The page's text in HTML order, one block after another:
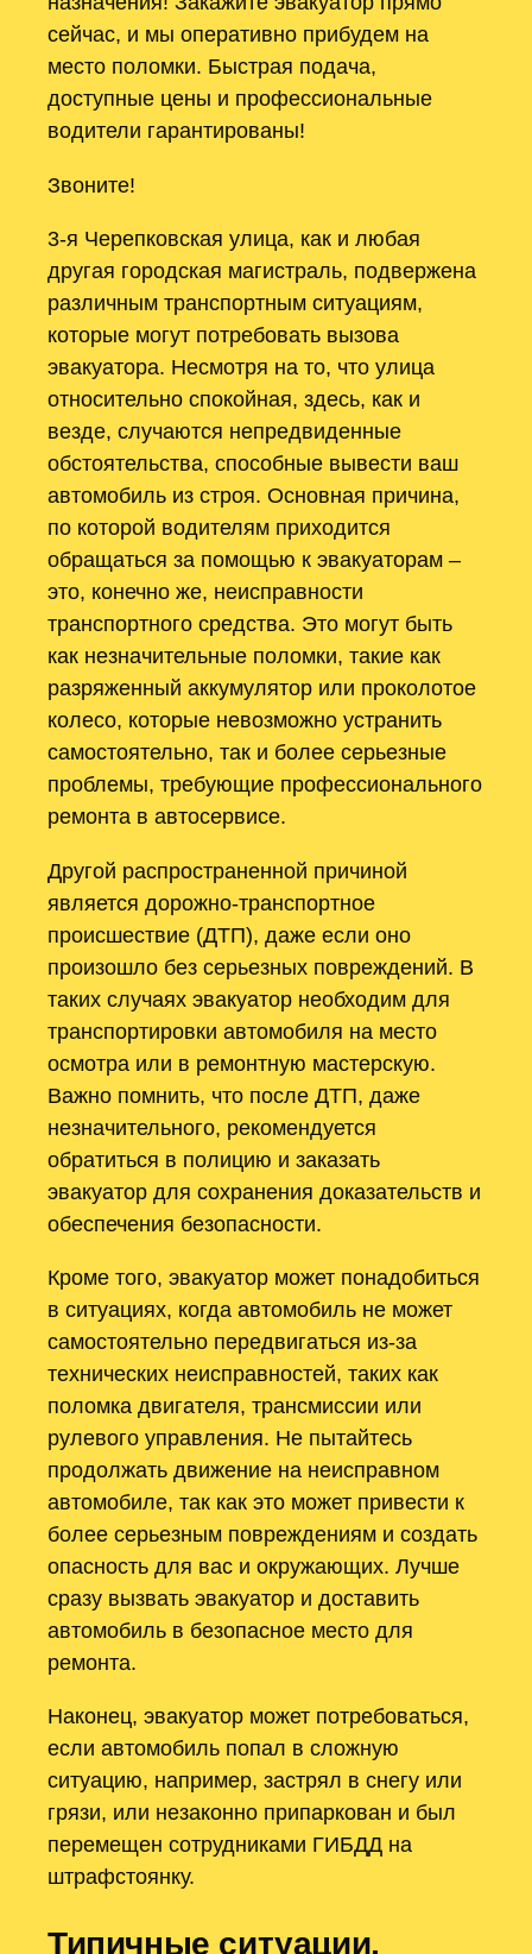
сейчас, и мы оперативно прибудем на
место поломки. Быстрая подача,
доступные цены и профессиональные
водители гарантированы!
Звоните!
3-я Черепковская улица, как и любая
другая городская магистраль, подвержена
различным транспортным ситуациям,
которые могут потребовать вызова
эвакуатора. Несмотря на то, что улица
относительно спокойная, здесь, как и
везде, случаются непредвиденные
обстоятельства, способные вывести ваш
автомобиль из строя. Основная причина,
по которой водителям приходится
обращаться за помощью к эвакуаторам –
это, конечно же, неисправности
транспортного средства. Это могут быть
как незначительные поломки, такие как
разряженный аккумулятор или проколотое
колесо, которые невозможно устранить
самостоятельно, так и более серьезные
проблемы, требующие профессионального
ремонта в автосервисе.
Другой распространенной причиной
является дорожно-транспортное
происшествие (ДТП), даже если оно
произошло без серьезных повреждений. В
таких случаях эвакуатор необходим для
транспортировки автомобиля на место
осмотра или в ремонтную мастерскую.
Важно помнить, что после ДТП, даже
незначительного, рекомендуется
обратиться в полицию и заказать
эвакуатор для сохранения доказательств и
обеспечения безопасности.
Кроме того, эвакуатор может понадобиться
в ситуациях, когда автомобиль не может
самостоятельно передвигаться из-за
технических неисправностей, таких как
поломка двигателя, трансмиссии или
рулевого управления. Не пытайтесь
продолжать движение на неисправном
автомобиле, так как это может привести к
более серьезным повреждениям и создать
опасность для вас и окружающих. Лучше
сразу вызвать эвакуатор и доставить
автомобиль в безопасное место для
ремонта.
Наконец, эвакуатор может потребоваться,
если автомобиль попал в сложную
ситуацию, например, застрял в снегу или
грязи, или незаконно припаркован и был
перемещен сотрудниками ГИБДД на
штрафстоянку.
Типичные ситуации,